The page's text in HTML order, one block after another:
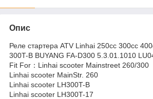
Опис
Реле стартера ATV Linhai 250cc 300cc
300T-B BUYANG FA-D300 5.3.01.1010
Fit For：Linhai scooter Mainstreet 260/300
Linhai scooter MainStr. 260
Linhai scooter LH300T-B
Linhai scooter LH300T-17